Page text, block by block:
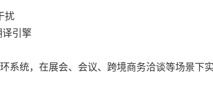
扰
引擎
系统，在展会、会议、跨境商务洽谈等场景下